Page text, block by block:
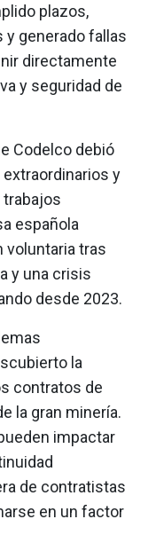
plazos,
generado fallas
directamente
y seguridad de
Codelco debió
y
española
voluntaria tras
y una crisis
desde 2023.
la
contratos de
la gran minería.
impactar
de contratistas
en un factor